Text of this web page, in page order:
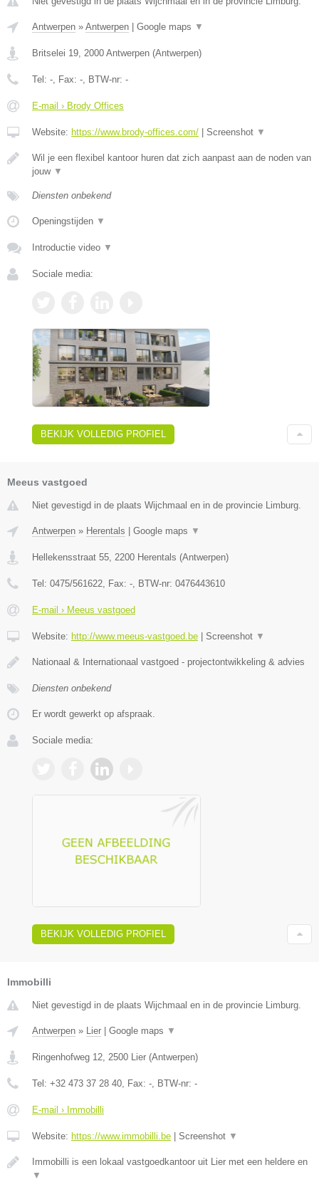
Antwerpen » Antwerpen Google maps ▼
Britselei 19, 2000 Antwerpen (Antwerpen)
Tel: -, Fax: -, BTW-nr: -
E-mail › Brody Offices
Website: https://www.brody-offices.com/ Screenshot ▼
Wil je een flexibel kantoor huren dat zich aanpast aan de noden van
jouw ▼
Diensten onbekend
Openingstijden ▼
Introductie video ▼
Sociale media:
BEKIJK VOLLEDIG PROFIEL
Meeus vastgoed
Niet gevestigd in de plaats Wijchmaal en in de provincie Limburg.
Antwerpen » Herentals | Google maps ▼
Hellekensstraat 55 2200 Herentals (Antwerpen)
Tel: 0475/561622 , Fax: - , BTW-nr: 0476443610
E-mail › Meeus vastgoed
Website: http://www.meeus-vastgoed.be | Screenshot ▼
Nationaal & Internationaal vastgoed - projectontwikkeling & advies
Diensten onbekend
Er wordt gewerkt op afspraak.
Sociale media:
BEKIJK VOLLEDIG PROFIEL
Immobilli
Niet gevestigd in de plaats Wijchmaal en in de provincie Limburg.
Antwerpen » Lier Google maps ▼
Ringenhofweg 12, 2500 Lier (Antwerpen)
Tel: +32 473 37 28 40, Fax: -, BTW-nr: -
E-mail › Immobilli
Website: https://www.immobilli.be Screenshot ▼
Immobilli is een lokaal vastgoedkantoor uit Lier met een heldere en
▼